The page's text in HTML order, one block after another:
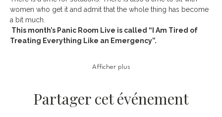
women who get it and admit that the whole thing has become
a bit much.
Treating Everything Like an Emergency”.
Afficher plus
Partager cet événement